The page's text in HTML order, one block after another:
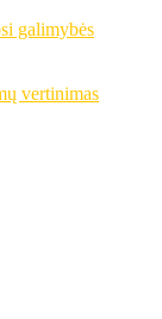
galimybės
vertinimas